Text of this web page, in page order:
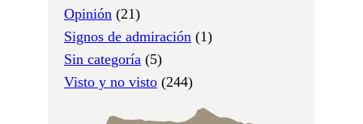
Opinión (21)
Signos de admiración (1)
Sin categoría (5)
Visto y no visto (244)